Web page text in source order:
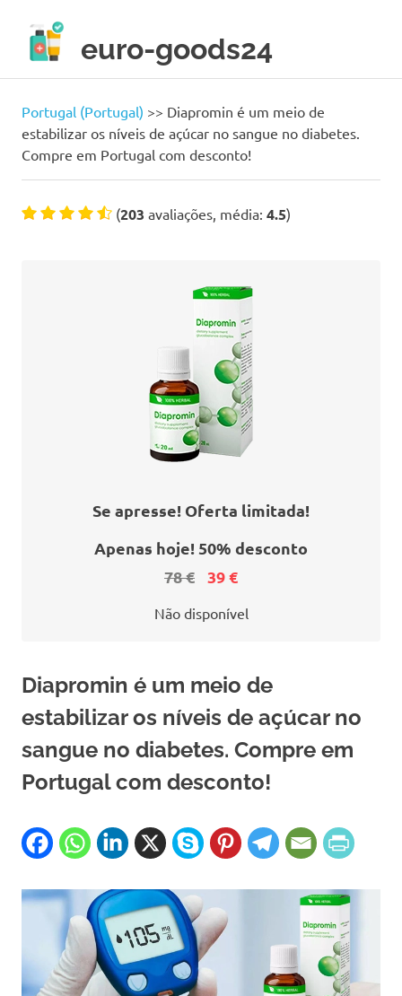
content
euro-goods24
quality
products!
Portugal (Portugal) >> Diapromin é um meio de
estabilizar os níveis de açúcar no sangue no diabetes.
Compre em Portugal com desconto!
(203 avaliações, média: 4.5)
Se apresse! Oferta limitada!
Apenas hoje! 50% desconto
78 €
39 €
Não disponível
Diapromin é um meio de
estabilizar os níveis de açúcar no
sangue no diabetes. Compre em
Portugal com desconto!